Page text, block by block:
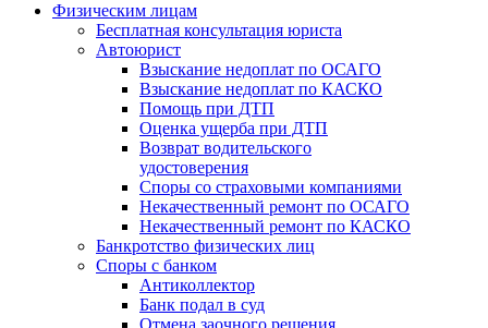
Физическим лицам
Бесплатная консультация юриста
Автоюрист
Взыскание недоплат по ОСАГО
Взыскание недоплат по КАСКО
Помощь при ДТП
Оценка ущерба при ДТП
Возврат водительского
удостоверения
Споры со страховыми компаниями
Некачественный ремонт по ОСАГО
Некачественный ремонт по КАСКО
Банкротство физических лиц
Споры с банком
Антиколлектор
Банк подал в суд
Отмена заочного решения